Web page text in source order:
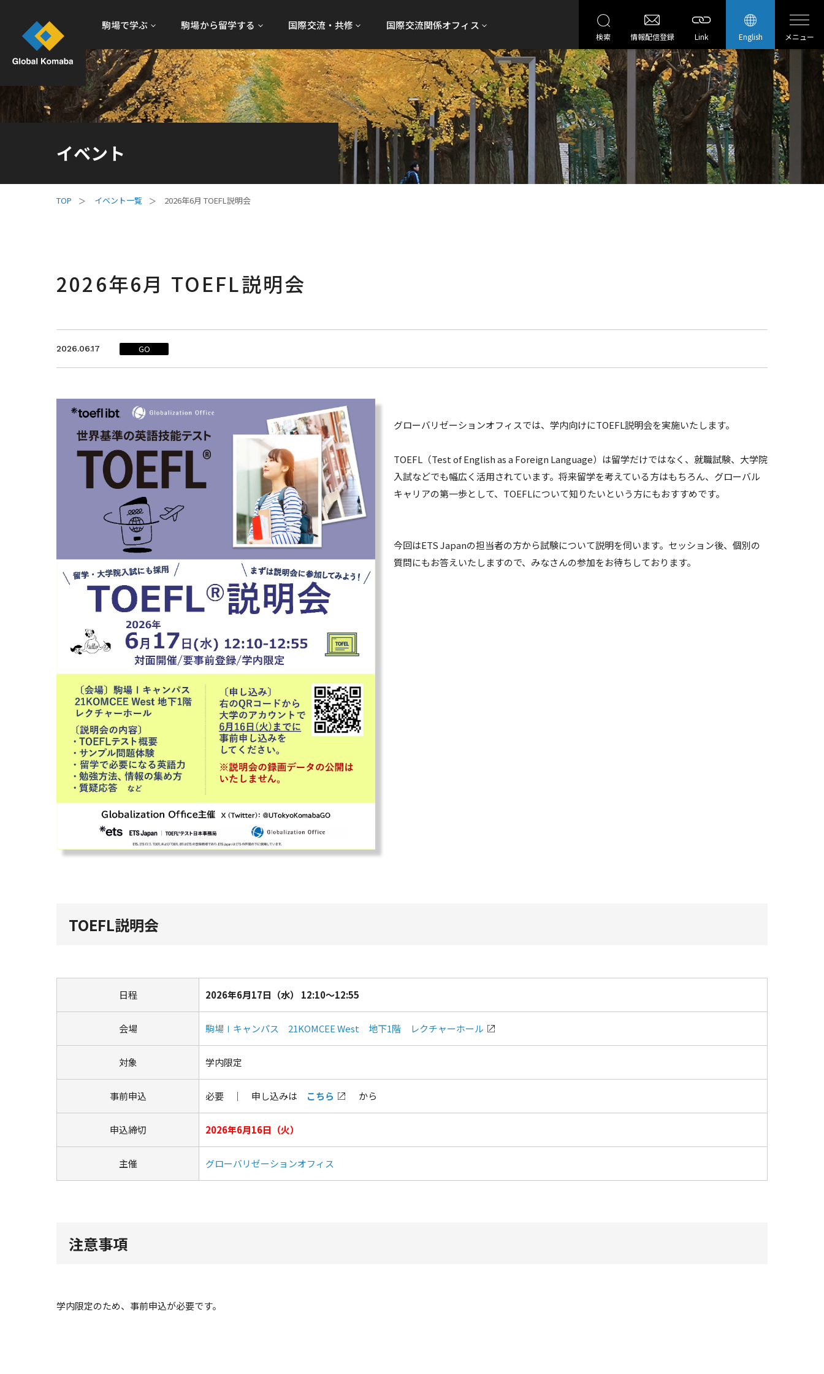
駒場で学ぶ 駒場から留学する 国際交流・共修 国際交流関係オフィス
検索 情報配信登録 Link English メニュー
イベント
イベント一覧 2026年6月 TOEFL説明会
2026年6月 TOEFL説明会
2026.06.17 GO
グローバリゼーションオフィスでは、学内向けにTOEFL説明会を実施いたします。
TOEFL（Test of English as a Foreign Language）は留学だけではなく、就職試験、大学院
入試などでも幅広く活用されています。将来留学を考えている方はもちろん、グローバル
キャリアの第一歩として、TOEFLについて知りたいという方にもおすすめです。
今回はETS Japanの担当者の方から試験について説明を伺います。セッション後、個別の
質問にもお答えいたしますので、みなさんの参加をお待ちしております。
TOEFL説明会
日程 2026年6月17日（水） 12:10～12:55
会場 駒場Ⅰキャンパス 21KOMCEE West 地下1階 レクチャーホール
対象 学内限定
事前申込 必要 ｜ 申し込みは こちら から
申込締切 2026年6月16日（火）
主催 グローバリゼーションオフィス
注意事項
学内限定のため、事前申込が必要です。